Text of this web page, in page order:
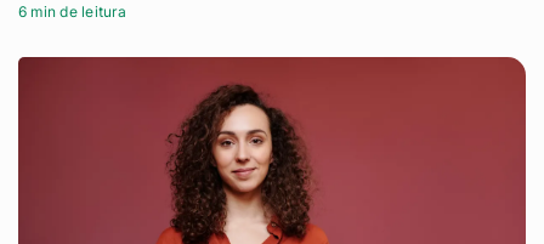
6 min de leitura